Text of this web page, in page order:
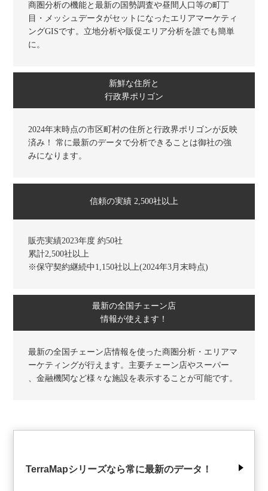
商圏分析の機能と最新の国勢調査や昼間人口等の町丁
目・メッシュデータがセットになったエリアマーケティ
ングGISです。立地分析や販促エリア分析を誰でも簡単
に。
新鮮な住所と
行政界ポリゴン
2024年末時点の市区町村の住所と行政界ポリゴンが反映
済み！ 常に最新のデータで分析できることは御社の強
みになります。
信頼の実績 2,500社以上
販売実績2023年度 約50社
累計2,500社以上
※保守契約継続中1,150社以上(2024年3月末時点)
最新の全国チェーン店
情報が使えます！
最新の全国チェーン店情報を使った商圏分析・エリアマ
ーケティングが行えます。主要チェーン店やスーパー
、金融機関など様々な施設を表示することが可能です。
TerraMapシリーズなら常に最新のデータ！